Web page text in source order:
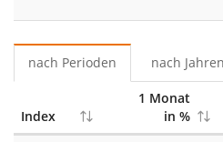
nach Perioden nach Jahren
Index
1 Monat
in %